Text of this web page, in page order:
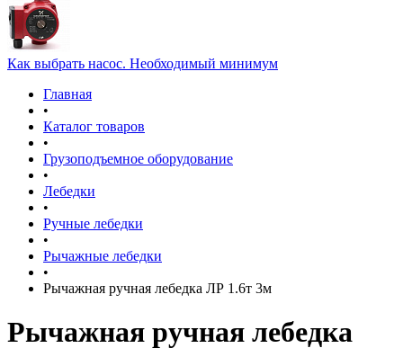
Как выбрать насос. Необходимый минимум
Главная
•
Каталог товаров
•
Грузоподъемное оборудование
•
Лебедки
•
Ручные лебедки
•
Рычажные лебедки
•
Рычажная ручная лебедка ЛР 1.6т 3м
Рычажная ручная лебедка